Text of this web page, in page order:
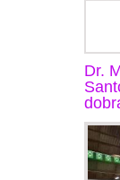
Dr.